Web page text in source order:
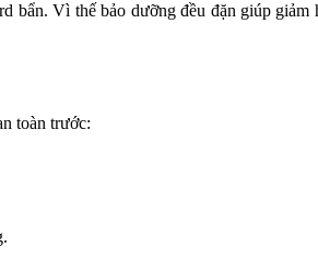
bẩn. Vì thế bảo dưỡng đều đặn giúp giảm
toàn trước: